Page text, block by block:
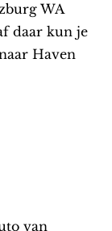
WA
daar kun je
Haven
van